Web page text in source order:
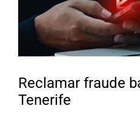
Reclamar fraude
Tenerife